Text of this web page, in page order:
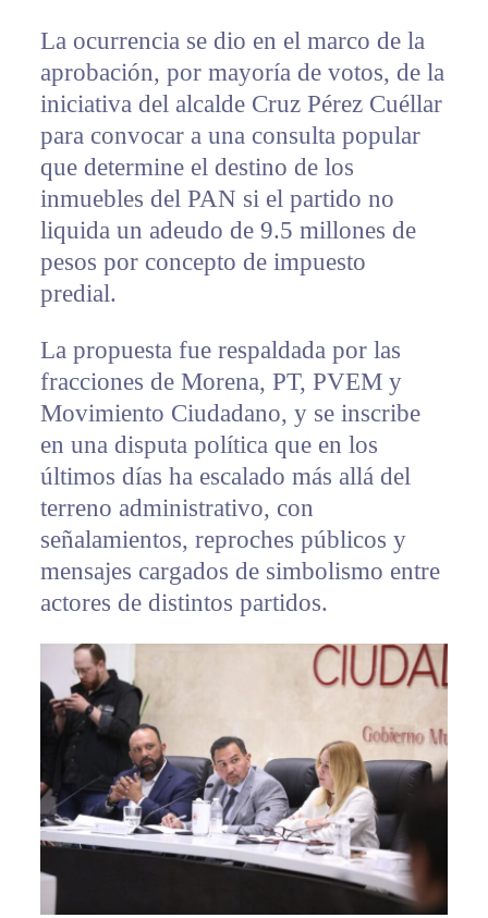
La ocurrencia se dio en el marco de la
aprobación, por mayoría de votos, de la
iniciativa del alcalde Cruz Pérez Cuéllar
para convocar a una consulta popular
que determine el destino de los
inmuebles del PAN si el partido no
liquida un adeudo de 9.5 millones de
pesos por concepto de impuesto
predial.
La propuesta fue respaldada por las
fracciones de Morena, PT, PVEM y
Movimiento Ciudadano, y se inscribe
en una disputa política que en los
últimos días ha escalado más allá del
terreno administrativo, con
señalamientos, reproches públicos y
mensajes cargados de simbolismo entre
actores de distintos partidos.